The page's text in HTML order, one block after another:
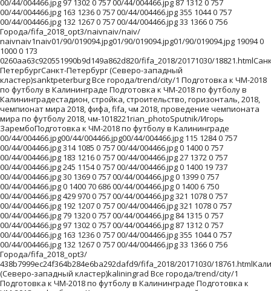
00/44/004466.jpg 97 1302 0 757 00/44/004466.jpg 87 1312 0 757
00/44/004466.jpg 163 1236 0 757 00/44/004466.jpg 355 1044 0 757
00/44/004466.jpg 132 1267 0 757 00/44/004466.jpg 33 1366 0 756
Города/fifa_2018_opt3/naivnaiv/naiv/
naivnaiv1naiv01/90/019094.jpg01/90/019094.jpg01/90/019094.jpg 19094 0
1000 0 173
0260aa63c920551990b9d149a862d820/fifa_2018/20171030/
ПетербургСанкт-Петербург (Северо-западный
кластер)sanktpeterburg Все города/trend/city/1 Подготовка к ЧМ-2018
по футболу в Калининграде Подготовка к ЧМ-2018 по футболу в
Калининградестадион, стройка, строительство, горизонталь, 2018,
чемпионат мира 2018, фифа, fifa, чм 2018, проведение чемпионата
мира по футболу 2018, чм-1018221rian_photoSputnik/Игорь
ЗарембоПодготовка к ЧМ-2018 по футболу в Калининграде
00/44/004466.jpg00/44/004466.jpg00/44/004466.jpg 115 1284 0 757
00/44/004466.jpg 314 1085 0 757 00/44/004466.jpg 0 1400 0 757
00/44/004466.jpg 183 1216 0 757 00/44/004466.jpg 27 1372 0 757
00/44/004466.jpg 245 1154 0 757 00/44/004466.jpg 0 1400 19 737
00/44/004466.jpg 30 1369 0 757 00/44/004466.jpg 0 1399 0 757
00/44/004466.jpg 0 1400 70 686 00/44/004466.jpg 0 1400 6 750
00/44/004466.jpg 429 970 0 757 00/44/004466.jpg 321 1078 0 757
00/44/004466.jpg 192 1207 0 757 00/44/004466.jpg 321 1078 0 757
00/44/004466.jpg 79 1320 0 757 00/44/004466.jpg 84 1315 0 757
00/44/004466.jpg 97 1302 0 757 00/44/004466.jpg 87 1312 0 757
00/44/004466.jpg 163 1236 0 757 00/44/004466.jpg 355 1044 0 757
00/44/004466.jpg 132 1267 0 757 00/44/004466.jpg 33 1366 0 756
Города/fifa_2018_opt3/
438b7999ec24f364b284e6ba292dafd9/fifa_2018/20171030/
(Северо-западный кластер)kaliningrad Все города/trend/city/1
Подготовка к ЧМ-2018 по футболу в Калининграде Подготовка к